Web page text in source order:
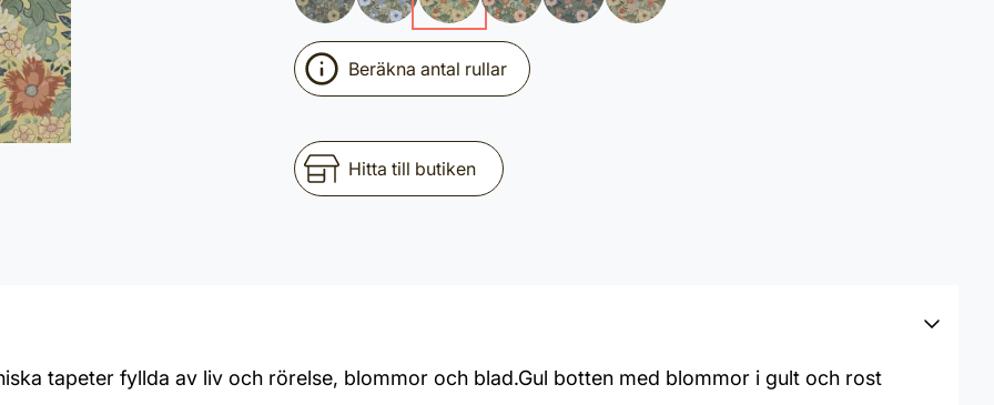
Beräkna antal rullar
Hitta till butiken
tapeter fyllda av liv och rörelse, blommor och blad.Gul botten med blommor i gult och rost